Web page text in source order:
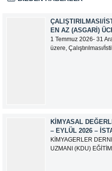
ÇALIŞTIRILMASI/
EN AZ (ASGARI)
1 Temmuz 2026- 31
üzere, Çalıştırılması/
KIMYASAL
– EYLÜL 2026 –
KİMYAGERLER
UZMANI (KDU)